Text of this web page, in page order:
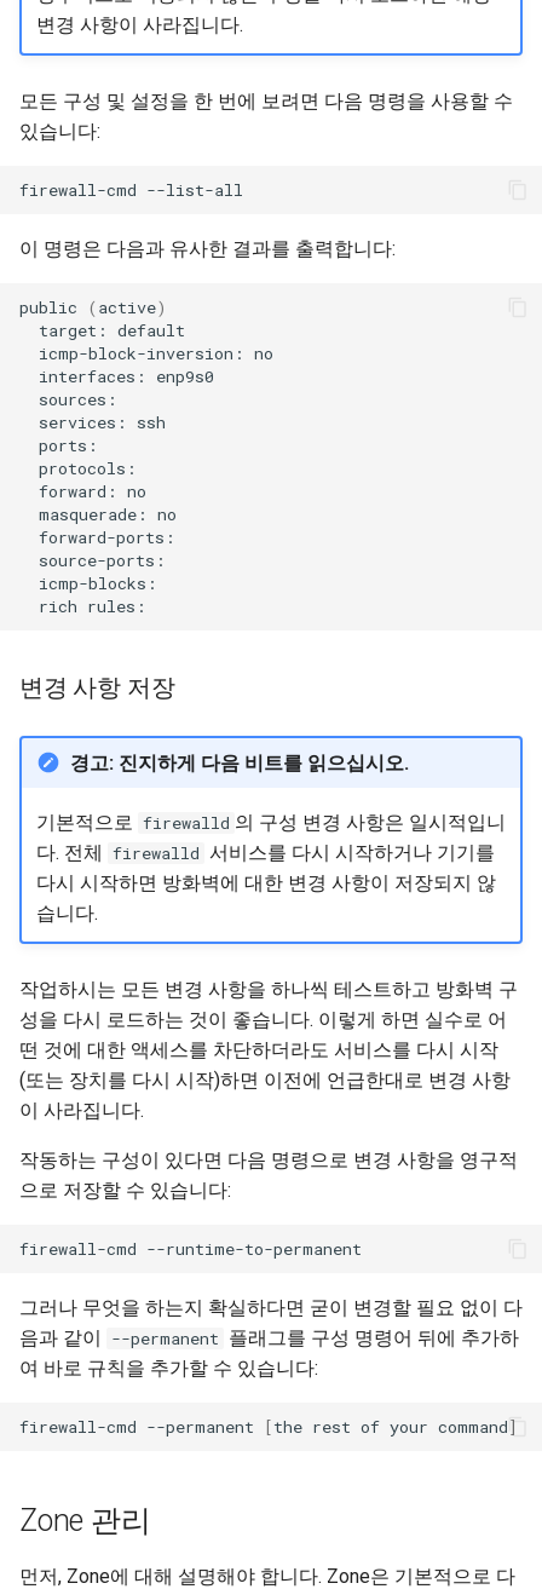
변경 사항이 사라집니다.
모든 구성 및 설정을 한 번에 보려면 다음 명령을 사용할 수
있습니다:
firewall-cmd
이 명령은 다음과 유사한 결과를 출력합니다:
public ( active)
target:
icmp-block-inversion:
interfaces:
services:
forward:
masquerade:
rich
변경 사항 저장
경고: 진지하게 다음 비트를 읽으십시오.
기본적으로 firewalld 의 구성 변경 사항은 일시적입니
다. 전체 firewalld 서비스를 다시 시작하거나 기기를
다시 시작하면 방화벽에 대한 변경 사항이 저장되지 않
습니다.
작업하시는 모든 변경 사항을 하나씩 테스트하고 방화벽 구
성을 다시 로드하는 것이 좋습니다. 이렇게 하면 실수로 어
떤 것에 대한 액세스를 차단하더라도 서비스를 다시 시작
(또는 장치를 다시 시작)하면 이전에 언급한대로 변경 사항
이 사라집니다.
작동하는 구성이 있다면 다음 명령으로 변경 사항을 영구적
으로 저장할 수 있습니다:
firewall-cmd
그러나 무엇을 하는지 확실하다면 굳이 변경할 필요 없이 다
음과 같이
--permanent 플래그를 구성 명령어 뒤에 추가하
여 바로 규칙을 추가할 수 있습니다:
firewall-cmd --permanent [the rest of your command]
Zone 관리
먼저, Zone에 대해 설명해야 합니다. Zone은 기본적으로 다